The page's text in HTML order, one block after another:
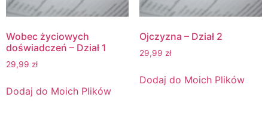
Wobec życiowych
doświadczeń – Dział 1
29,99 zł
Dodaj do Moich Plików
Ojczyzna – Dział 2
29,99 zł
Dodaj do Moich Plików